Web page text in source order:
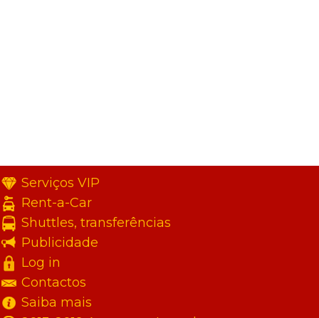
Serviços VIP
Rent-a-Car
Shuttles, transferências
Publicidade
Log in
Contactos
Saiba mais